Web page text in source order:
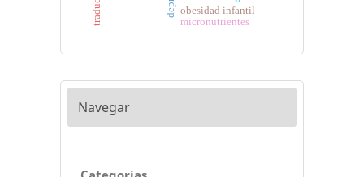
obesidad infantil
micronutrientes
Navegar